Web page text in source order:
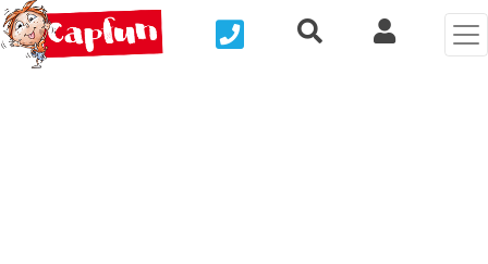
Nous contacterRecherche rapide
Mijn Clix